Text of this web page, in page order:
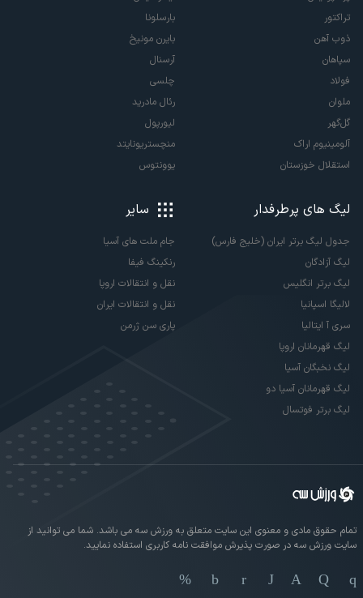
تراکتور
ذوب آهن
سپاهان
فولاد
ملوان
گل‌گهر
آلومینیوم اراک
استقلال خوزستان
بارسلونا
بایرن مونیخ
آرسنال
چلسی
رئال مادرید
لیورپول
منچستریونایتد
یوونتوس
لیگ های پرطرفدار
جدول لیگ برتر ایران (خلیج فارس)
لیگ آزادگان
لیگ برتر انگلیس
لالیگا اسپانیا
سری آ ایتالیا
لیگ قهرمانان اروپا
لیگ نخبگان آسیا
لیگ قهرمانان آسیا دو
لیگ برتر فوتسال
سایر
جام ملت های آسیا
رنکینگ فیفا
نقل و انتقالات اروپا
نقل و انتقالات ایران
پاری سن ژرمن
تمام حقوق مادی و معنوی این سایت متعلق به ورزش سه می باشد. شما می توانید از
سایت ورزش سه در صورت پذیرش موافقت نامه کاربری استفاده نمایید.